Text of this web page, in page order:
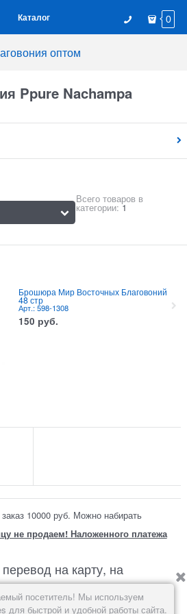
Каталог 0
оптом
Ppure Nachampa
Всего товаров в
категории: 1
Брошюра Мир Восточных Благовоний
48 стр
Арт.: 598-1308
150 руб.
заказ 10000 руб. Можно набирать
не продаем! Наложенного платежа
на карту, на
наличными при
в Москве.
посетитель! Мы используем
для быстрой и удобной работы сайта.